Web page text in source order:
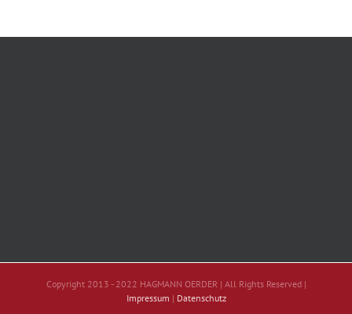
Copyright 2013 - 2022 HAGMANN OERDER | All Rights Reserved |
Impressum | Datenschutz